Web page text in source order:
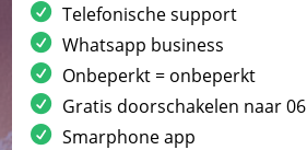
Telefonische support
Whatsapp business
Onbeperkt = onbeperkt
Gratis doorschakelen naar 06
Smarphone app